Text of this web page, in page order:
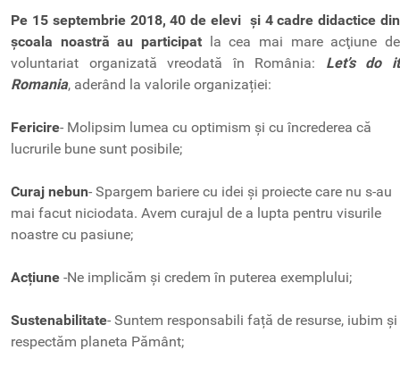
Pe 15 septembrie 2018, 40 de elevi și 4 cadre didactice din
școala noastră au participat la cea mai mare acţiune de
voluntariat organizată vreodată în România: Let’s do it
Romania, aderând la valorile organizației:
Fericire- Molipsim lumea cu optimism și cu încrederea că
lucrurile bune sunt posibile;
Curaj nebun- Spargem bariere cu idei și proiecte care nu s-au
mai facut niciodata. Avem curajul de a lupta pentru visurile
noastre cu pasiune;
Acțiune -Ne implicăm și credem în puterea exemplului;
Sustenabilitate- Suntem responsabili față de resurse, iubim și
respectăm planeta Pământ;